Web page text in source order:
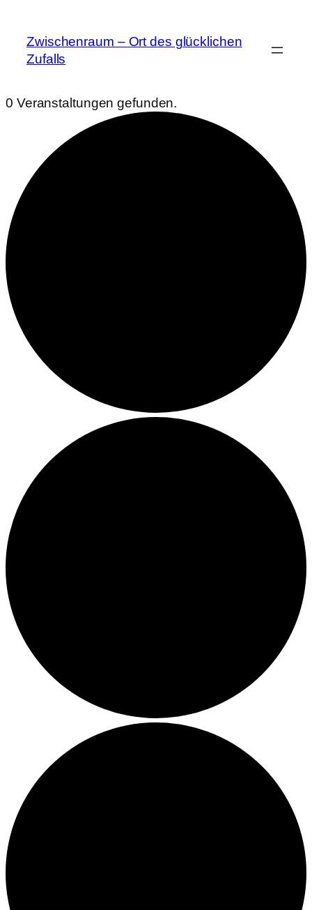
Zwischenraum – Ort des glücklichen
Zufalls
0 Veranstaltungen gefunden.